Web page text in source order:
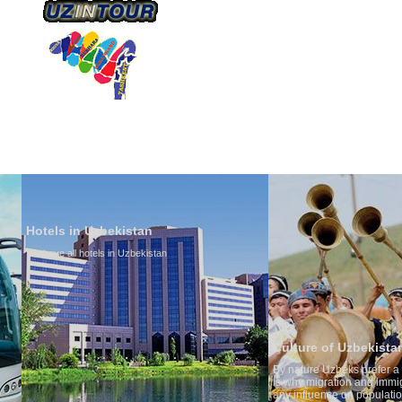
Hotels in Uzbekistan
We have all hotels in Uzbekistan
Culture of Uzbekistan
By nature Uzbeks prefer a
is why migration and
any influence on population